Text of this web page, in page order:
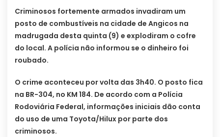
Criminosos fortemente armados invadiram um
posto de combustíveis na cidade de Angicos na
madrugada desta quinta (9) e explodiram o cofre
do local. A polícia não informou se o dinheiro foi
roubado.
O crime aconteceu por volta das 3h40. O posto fica
na BR-304, no KM 184. De acordo com a Polícia
Rodoviária Federal, informações iniciais dão conta
do uso de uma Toyota/Hilux por parte dos
criminosos.